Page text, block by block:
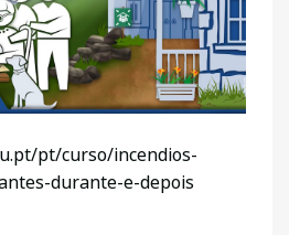
pt/curso/incendios-
durante-e-depois